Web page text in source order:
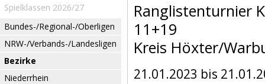
Spielklassen 2026/27
Bundes-/Regional-/Oberligen
NRW-/Verbands-/Landesligen
Bezirke
Niederrhein
Ranglistenturnier
11+19
Kreis Höxter/
21.01.2023 bis